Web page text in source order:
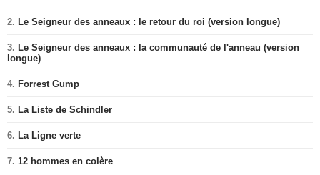
2. Le Seigneur des anneaux : le retour du roi (version longue)
3. Le Seigneur des anneaux : la communauté de l'anneau (version
longue)
4. Forrest Gump
5. La Liste de Schindler
6. La Ligne verte
7. 12 hommes en colère